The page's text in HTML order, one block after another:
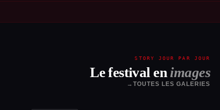
STORY JOUR PAR JOUR
Le festival en images
TOUTES LES GALERIES
→